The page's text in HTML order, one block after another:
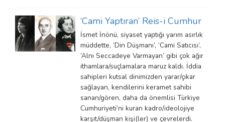
‘Cami Yaptıran’ Reis-i Cumhur
İsmet İnönü, siyaset yaptığı yarım asırlık
müddette, ‘Din Düşmanı’, ‘Cami Satıcısı’,
‘Alnı Seccadeye Varmayan’ gibi çok ağır
ithamlara/suçlamalara maruz kaldı. İddia
sahipleri kutsal dinimizden yarar/çıkar
sağlayan, kendilerini keramet sahibi
sanan/gören, daha da önemlisi Türkiye
Cumhuriyeti’ni kuran kadro/ideolojiye
karşıt/düşman kişi(ler) ve çevrelerdi.